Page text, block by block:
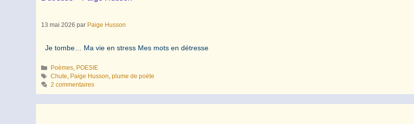
13 mai 2026 par Paige Husson
Je tombe… Ma vie en stress Mes mots en détresse
Catégories
Poèmes, POESIE
Étiquettes
Chute, Paige Husson,plume de poète
2 commentaires